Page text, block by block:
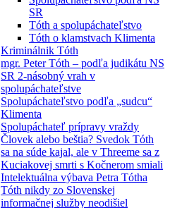
SR
Tóth a spolupáchateľstvo
Tóth o klamstvach Klimenta
Kriminálnik Tóth
mgr. Peter Tóth – podľa judikátu NS
SR 2-násobný vrah v
spolupáchateľstve
Spolupáchateľstvo podľa „sudcu“
Klimenta
Spolupáchateľ prípravy vraždy
Človek alebo beštia? Svedok Tóth
sa na súde kajal, ale v Threeme sa z
Kuciakovej smrti s Kočnerom smiali
Intelektuálna výbava Petra Tótha
Tóth nikdy zo Slovenskej
informačnej služby neodišiel